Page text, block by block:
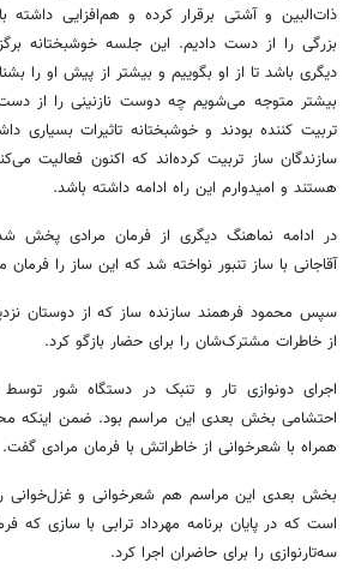
ذات‌البین و آشتی برقرار کرده و هم‌افزایی
بزرگی را از دست دادیم. این جلسه خوشبختانه
دیگری باشد تا از او بگوییم و بیشتر از پیش او را
بیشتر متوجه می‌شویم چه دوست نازنینی را از
تربیت کننده بودند و خوشبختانه تاثیرات بسیاری
سازندگان ساز تربیت کرده‌اند که اکنون فعالیت
هستند و امیدوارم این راه ادامه داشته باشد.
در ادامه نماهنگ دیگری از فرمان مرادی پخش
آقاجانی با ساز تنبور نواخته شد که این ساز را فرمان
سپس محمود فرهمند سازنده ساز که از دوستان
از خاطرات مشترک‌شان را برای حضار بازگو کرد.
اجرای دونوازی تار و تنبک در دستگاه شور
احتشامی بخش بعدی این مراسم بود. ضمن اینکه
همراه با شعرخوانی از خاطراتش با فرمان مرادی گفت.
بخش بعدی این مراسم هم شعرخوانی و غزل‌خوانی
است که در پایان برنامه مهرداد ترابی با سازی که
سه‌تارنوازی را برای حاضران اجرا کرد.